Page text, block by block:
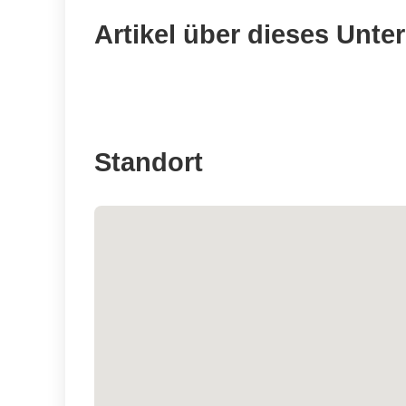
Artikel über dieses
Standort